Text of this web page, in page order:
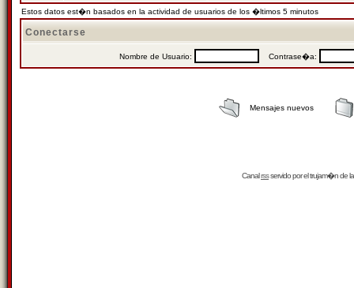
Estos datos est�n basados en la actividad de usuarios de los �ltimos 5 minutos
Conectarse
Nombre de Usuario: Contrase�a:
Mensajes nuevos
Canalrssservido por eltrujam�nde